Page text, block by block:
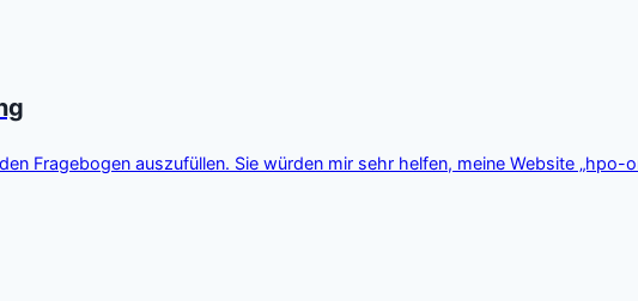
Fragebogen auszufüllen. Sie würden mir sehr helfen, meine Website